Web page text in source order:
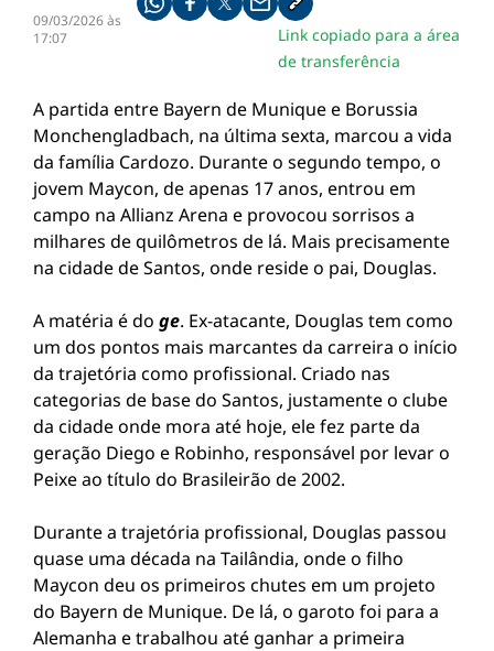
09/03/2026 às
17:07
Compartilhe pelo whatsapp
Compartilhar no facebook
Compartilhar no twitter
Compartilhe pelo email
Copiar link da notícia
Link copiado para a área
de transferência
A partida entre Bayern de Munique e Borussia
Monchengladbach, na última sexta, marcou a vida
da família Cardozo. Durante o segundo tempo, o
jovem Maycon, de apenas 17 anos, entrou em
campo na Allianz Arena e provocou sorrisos a
milhares de quilômetros de lá. Mais precisamente
na cidade de Santos, onde reside o pai, Douglas.
A matéria é do ge. Ex-atacante, Douglas tem como
um dos pontos mais marcantes da carreira o início
da trajetória como profissional. Criado nas
categorias de base do Santos, justamente o clube
da cidade onde mora até hoje, ele fez parte da
geração Diego e Robinho, responsável por levar o
Peixe ao título do Brasileirão de 2002.
Durante a trajetória profissional, Douglas passou
quase uma década na Tailândia, onde o filho
Maycon deu os primeiros chutes em um projeto
do Bayern de Munique. De lá, o garoto foi para a
Alemanha e trabalhou até ganhar a primeira